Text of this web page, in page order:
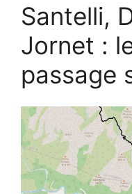
Santelli,
Jornet :
passage